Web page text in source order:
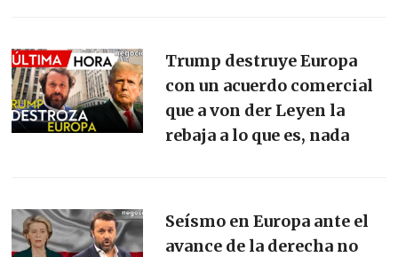
Trump destruye Europa
con un acuerdo comercial
que a von der Leyen la
rebaja a lo que es, nada
Seísmo en Europa ante el
avance de la derecha no